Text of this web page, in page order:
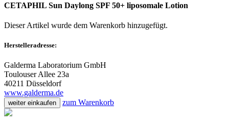
CETAPHIL Sun Daylong SPF 50+ liposomale Lotion
Dieser Artikel wurde dem Warenkorb hinzugefügt.
Herstelleradresse:
Galderma Laboratorium GmbH
Toulouser Allee 23a
40211 Düsseldorf
www.galderma.de
weiter einkaufen zum Warenkorb